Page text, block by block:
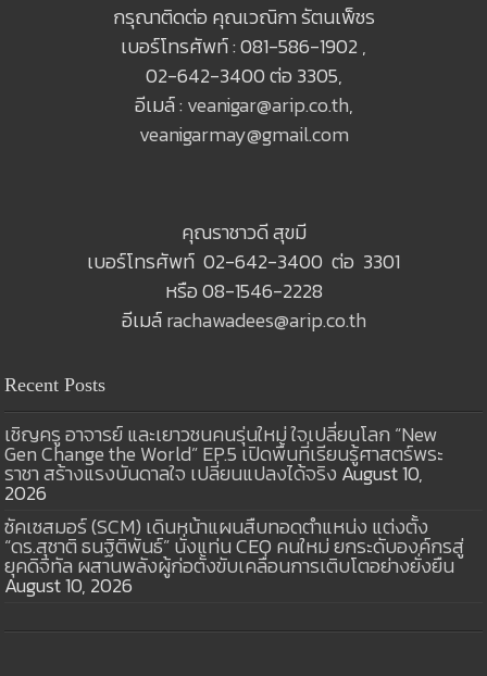
กรุณาติดต่อ คุณเวณิกา รัตนเพ็ชร
เบอร์โทรศัพท์ : 081-586-1902 ,
02-642-3400 ต่อ 3305,
อีเมล์ : veanigar@arip.co.th,
veanigarmay@gmail.com
คุณราชาวดี สุขมี
เบอร์โทรศัพท์ 02-642-3400 ต่อ 3301
หรือ 08-1546-2228
อีเมล์rachawadees@arip.co.th
Recent Posts
เชิญครู อาจารย์ และเยาวชนคนรุ่นใหม่ ใจเปลี่ยนโลก “New
Gen Change the World” EP.5 เปิดพื้นที่เรียนรู้ศาสตร์พระ
ราชา สร้างแรงบันดาลใจ เปลี่ยนแปลงได้จริง August 10,
2026
ซัคเซสมอร์ (SCM) เดินหน้าแผนสืบทอดตำแหน่ง แต่งตั้ง
“ดร.สุชาติ ธนฐิติพันธ์” นั่งแท่น CEO คนใหม่ ยกระดับองค์กรสู่
ยุคดิจิทัล ผสานพลังผู้ก่อตั้งขับเคลื่อนการเติบโตอย่างยั่งยืน
August 10, 2026